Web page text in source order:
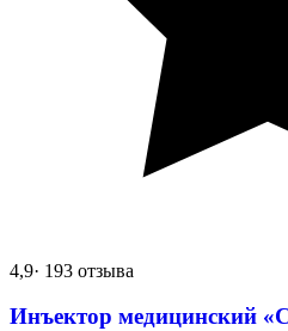
4,9· 193 отзыва
Инъектор медицинский